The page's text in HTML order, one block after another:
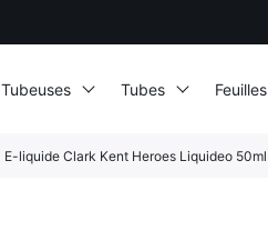
E-liquide Clark Kent Heroes Liquideo 50ml
Tubeuses Tubes Feuilles